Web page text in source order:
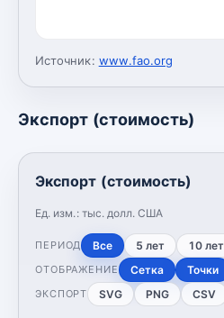
Источник: www.fao.org
Экспорт (стоимость)
Экспорт (стоимость)
Ед. изм.: тыс. долл. США
ПЕРИОД Все 5 лет 10 лет
ОТОБРАЖЕНИЕ Сетка Точки
ЭКСПОРТ SVG PNG CSV